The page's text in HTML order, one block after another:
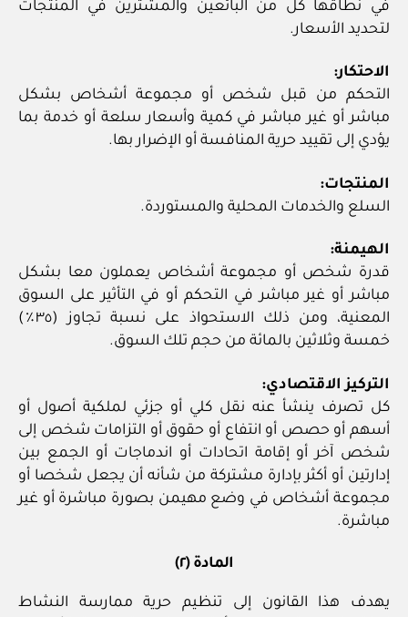
في نطاقها كل من البائعين والمشترين في المنتجات
لتحديد الأسعار.
الاحتكار:
التحكم من قبل شخص أو مجموعة أشخاص بشكل
مباشر أو غير مباشر في كمية وأسعار سلعة أو خدمة بما
يؤدي إلى تقييد حرية المنافسة أو الإضرار بها.
المنتجات:
السلع والخدمات المحلية والمستوردة.
الهيمنة:
قدرة شخص أو مجموعة أشخاص يعملون معا بشكل
مباشر أو غير مباشر في التحكم أو في التأثير على السوق
المعنية، ومن ذلك الاستحواذ على نسبة تجاوز (٣٥٪)
خمسة وثلاثين بالمائة من حجم تلك السوق.
التركيز الاقتصادي:
كل تصرف ينشأ عنه نقل كلي أو جزئي لملكية أصول أو
أسهم أو حصص أو انتفاع أو حقوق أو التزامات شخص إلى
شخص آخر أو إقامة اتحادات أو اندماجات أو الجمع بين
إدارتين أو أكثر بإدارة مشتركة من شأنه أن يجعل شخصا أو
مجموعة أشخاص في وضع مهيمن بصورة مباشرة أو غير
مباشرة.
المادة (٢)
يهدف هذا القانون إلى تنظيم حرية ممارسة النشاط